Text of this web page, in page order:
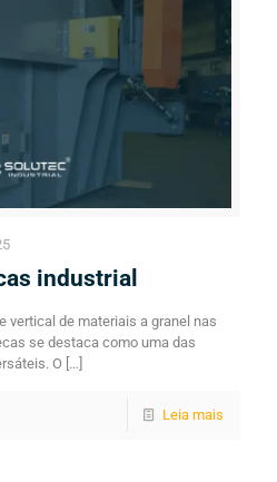
industrial
vertical de materiais a granel nas
se destaca como uma das
O […]
Leia mais